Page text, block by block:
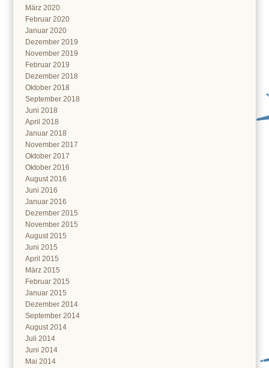
März 2020
Februar 2020
Januar 2020
Dezember 2019
November 2019
Februar 2019
Dezember 2018
Oktober 2018
September 2018
Juni 2018
April 2018
Januar 2018
November 2017
Oktober 2017
Oktober 2016
August 2016
Juni 2016
Januar 2016
Dezember 2015
November 2015
August 2015
Juni 2015
April 2015
März 2015
Februar 2015
Januar 2015
Dezember 2014
September 2014
August 2014
Juli 2014
Juni 2014
Mai 2014